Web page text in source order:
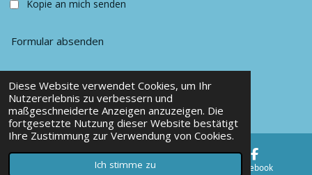
Diese Website verwendet Cookies, um Ihr
Nutzererlebnis zu verbessern und
maßgeschneiderte Anzeigen anzuzeigen. Die
fortgesetzte Nutzung dieser Website bestätigt
Ihre Zustimmung zur Verwendung von Cookies.
Ich stimme zu
Kopie an mich senden
Formular absenden
© 2025 Chancy Kleidung
Mit Unterstützung vonWebador
Karte Facebook